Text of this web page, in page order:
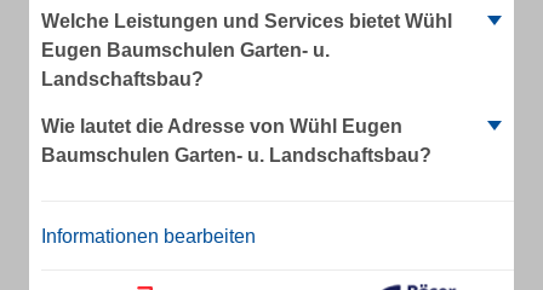
Welche Leistungen und Services bietet Wühl
Eugen Baumschulen Garten- u.
Landschaftsbau?
Wie lautet die Adresse von Wühl Eugen
Baumschulen Garten- u. Landschaftsbau?
Informationen bearbeiten